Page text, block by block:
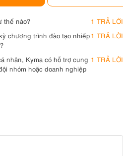
thế nào?
1 TRẢ LỜI
chương trình đào tạo nhiếp1 TRẢ LỜI
nhân, Kyma có hỗ trợ cung
nhóm hoặc doanh nghiệp
1 TRẢ LỜI